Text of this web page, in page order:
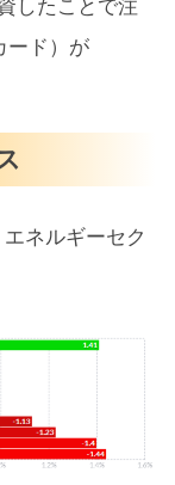
したことで注
ード）が
ネルギーセク